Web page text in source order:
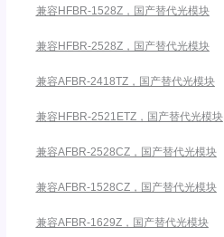
兼容HFBR-1528Z，国产替代光模块
兼容HFBR-2528Z，国产替代光模块
兼容AFBR-2418TZ，国产替代光模块
兼容HFBR-2521ETZ，国产替代光模块
兼容AFBR-2528CZ，国产替代光模块
兼容AFBR-1528CZ，国产替代光模块
兼容AFBR-1629Z，国产替代光模块